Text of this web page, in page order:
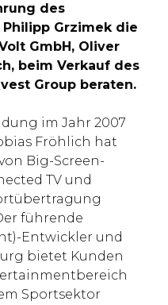
des
Grzimek die
GmbH, Oliver
beim Verkauf des
Group beraten.
im Jahr 2007
Fröhlich hat
Big-Screen-
TV und
führende
Entwickler und
bietet Kunden
Sportsektor